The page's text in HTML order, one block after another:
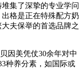
集了深挚的专业学问
格是正在特殊配方奶
夫保举的首选品牌之
因美凭仗30余年对中
种养分素，如国际或